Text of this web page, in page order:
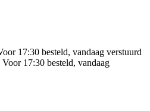
Voor 17:30 besteld, vandaag